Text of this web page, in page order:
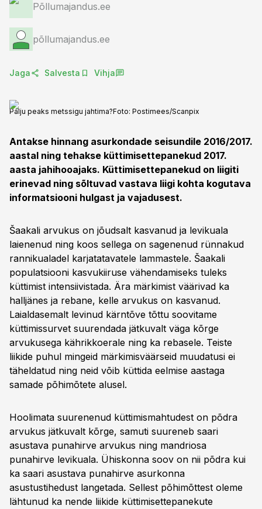
Põllumajandus.ee
põllumajandus.ee
Jaga Salvesta Vihja
Palju peaks metssigu jahtima?Foto: Postimees/Scanpix
Antakse hinnang asurkondade seisundile 2016/2017.
aastal ning tehakse küttimisettepanekud 2017.
aasta jahihooajaks. Küttimisettepanekud on liigiti
erinevad ning sõltuvad vastava liigi kohta kogutava
informatsiooni hulgast ja vajadusest.
Šaakali arvukus on jõudsalt kasvanud ja levikuala
laienenud ning koos sellega on sagenenud rünnakud
rannikualadel karjatatavatele lammastele. Šaakali
populatsiooni kasvukiiruse vähendamiseks tuleks
küttimist intensiivistada. Ära märkimist väärivad ka
halljänes ja rebane, kelle arvukus on kasvanud.
Laialdasemalt levinud kärntõve tõttu soovitame
küttimissurvet suurendada jätkuvalt väga kõrge
arvukusega kährikkoerale ning ka rebasele. Teiste
liikide puhul mingeid märkimisväärseid muudatusi ei
täheldatud ning neid võib küttida eelmise aastaga
samade põhimõtete alusel.
Hoolimata suurenenud küttimismahtudest on põdra
arvukus jätkuvalt kõrge, samuti suureneb saari
asustava punahirve arvukus ning mandriosa
punahirve levikuala. Ühiskonna soov on nii põdra kui
ka saari asustava punahirve asurkonna
asustustihedust langetada. Sellest põhimõttest oleme
lähtunud ka nende liikide küttimisettepanekute